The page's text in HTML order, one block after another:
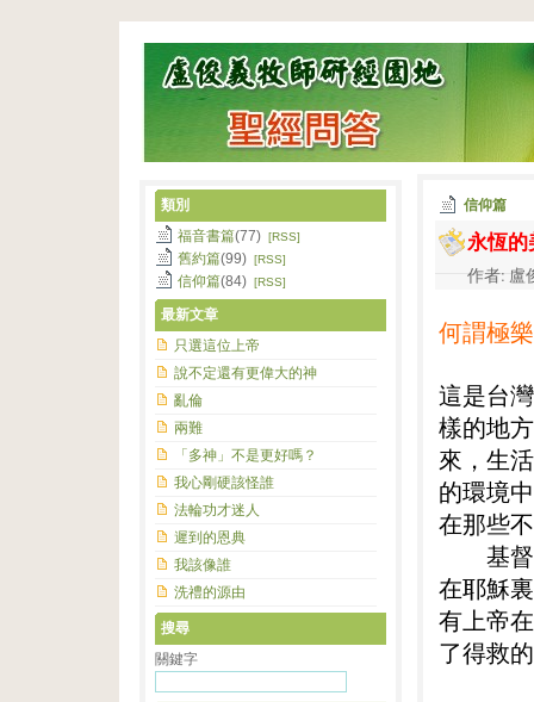
信仰篇
永恆
作者: 盧
何謂極
這是台
樣的地
來，生
的環境
在那些
基督
在耶穌
有上帝
了得救
類別
福音書篇(77) [RSS]
舊約篇(99) [RSS]
信仰篇(84) [RSS]
最新文章
只選這位上帝
說不定還有更偉大的神
亂倫
兩難
「多神」不是更好嗎？
我心剛硬該怪誰
法輪功才迷人
遲到的恩典
我該像誰
洗禮的源由
搜尋
關鍵字